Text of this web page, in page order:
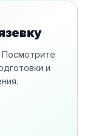
и